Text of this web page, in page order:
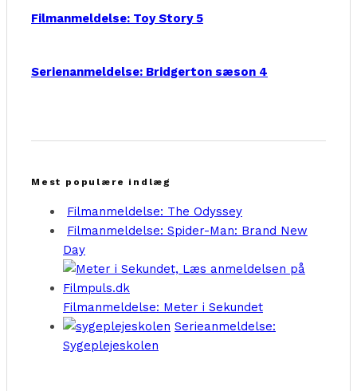
Filmanmeldelse: Toy Story 5
Serienanmeldelse: Bridgerton sæson 4
Mest populære indlæg
Filmanmeldelse: The Odyssey
Filmanmeldelse: Spider-Man: Brand New
Day
Filmanmeldelse: Meter i Sekundet
Serieanmeldelse:
Sygeplejeskolen